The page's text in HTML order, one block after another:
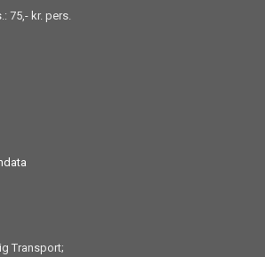
75,- kr. pers.
Transport;